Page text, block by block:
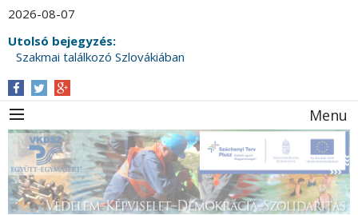
2026-08-07
Utolsó bejegyzés:
Szakmai találkozó Szlovákiában
Menu